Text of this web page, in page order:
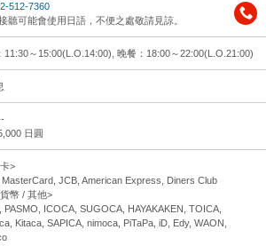
512-7360
聽可能會使用日語，不便之處敬請見諒。
11:30～15:00(L.O.14:00), 晚餐：18:00～22:00(L.O.21:00)
日圓
>
MasterCard, JCB, American Express, Diners Club
幣 / 其他>
PASMO, ICOCA, SUGOCA, HAYAKAKEN, TOICA,
Kitaca, SAPICA, nimoca, PiTaPa, iD, Edy, WAON,